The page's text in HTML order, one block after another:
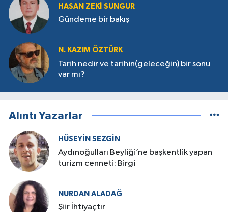
HASAN ZEKI SUNGUR
Gündeme bir bakış
N. KAZIM ÖZTÜRK
Tarih nedir ve tarihin(geleceğin) bir sonu
var mı?
Alıntı Yazarlar
HÜSEYIN SEZGIN
Aydınoğulları Beyliği’ne başkentlik yapan
turizm cenneti: Birgi
NURDAN ALADAĞ
Şiir İhtiyaçtır